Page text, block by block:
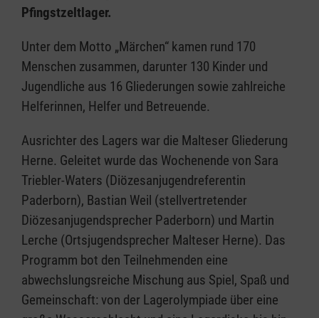
Pfingstzeltlager.
Unter dem Motto „Märchen“ kamen rund 170
Menschen zusammen, darunter 130 Kinder und
Jugendliche aus 16 Gliederungen sowie zahlreiche
Helferinnen, Helfer und Betreuende.
Ausrichter des Lagers war die Malteser Gliederung
Herne. Geleitet wurde das Wochenende von Sara
Triebler-Waters (Diözesanjugendreferentin
Paderborn), Bastian Weil (stellvertretender
Diözesanjugendsprecher Paderborn) und Martin
Lerche (Ortsjugendsprecher Malteser Herne). Das
Programm bot den Teilnehmenden eine
abwechslungsreiche Mischung aus Spiel, Spaß und
Gemeinschaft: von der Lagerolympiade über eine